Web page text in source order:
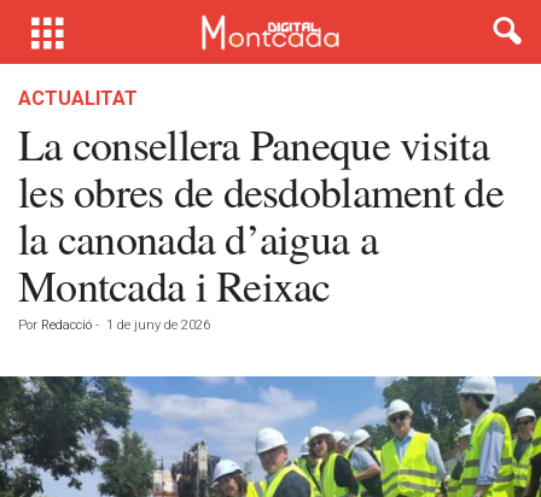
ACTUALITAT
La consellera Paneque visita
les obres de desdoblament de
la canonada d’aigua a
Montcada i Reixac
Por Redacció - 1 de juny de 2026